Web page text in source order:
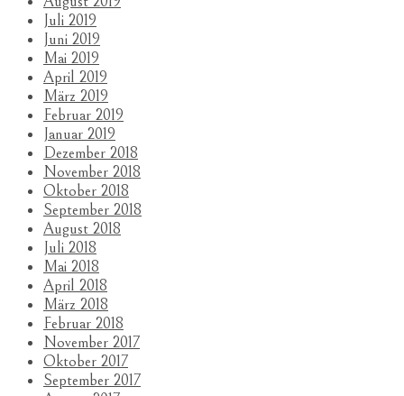
Juli 2019
Juni 2019
Mai 2019
April 2019
März 2019
Februar 2019
Januar 2019
Dezember 2018
November 2018
Oktober 2018
September 2018
August 2018
Juli 2018
Mai 2018
April 2018
März 2018
Februar 2018
November 2017
Oktober 2017
September 2017